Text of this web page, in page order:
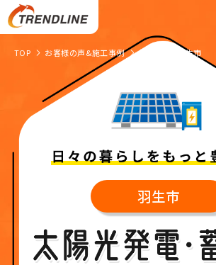
0円ソーラーについて
蓄電池について
オール電化について
選ばれる理由
TOP お客様の声&施工事例 埼玉県 羽生市
羽生市